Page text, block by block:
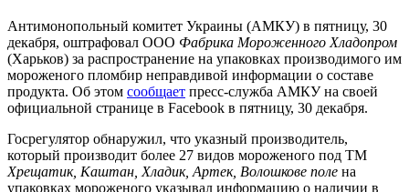
Антимонопольный комитет Украины (АМКУ) в пятницу, 30
декабря, оштрафовал ООО Фабрика Мороженного Хладопром
(Харьков) за распространение на упаковках производимого им
мороженого пломбир неправдивой информации о составе
продукта. Об этом сообщает пресс-служба АМКУ на своей
официальной странице в Facebook в пятницу, 30 декабря.
Госрегулятор обнаружил, что указный производитель,
который производит более 27 видов мороженого под ТМ
Хрещатик, Каштан, Хладик, Артек, Волошкове поле на
упаковках мороженого указывал информацию о наличии в